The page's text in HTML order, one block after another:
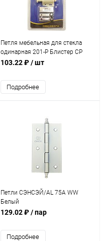
Петля мебельная для стекла
одинарная 201-P Блистер CP
Хром
103.22 ₽/ шт
Подробнее
Петли СЭНСЭЙ/AL 75A WW
Белый
129.02 ₽/ пар
Подробнее